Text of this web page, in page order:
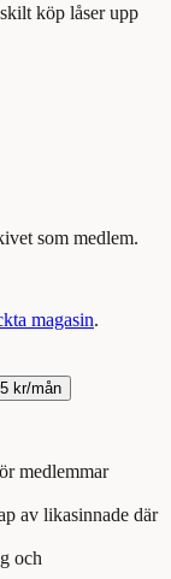
köp låser upp
som medlem.
magasin.
kr/mån
medlemmar
av likasinnade där
och